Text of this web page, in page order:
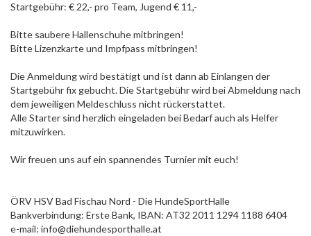
Startgebühr: € 22,- pro Team, Jugend € 11,-
Bitte saubere Hallenschuhe mitbringen!
Bitte Lizenzkarte und Impfpass mitbringen!
Die Anmeldung wird bestätigt und ist dann ab Einlangen der
Startgebühr fix gebucht. Die Startgebühr wird bei Abmeldung nach
dem jeweiligen Meldeschluss nicht rückerstattet.
Alle Starter sind herzlich eingeladen bei Bedarf auch als Helfer
mitzuwirken.
Wir freuen uns auf ein spannendes Turnier mit euch!
ÖRV HSV Bad Fischau Nord - Die HundeSportHalle
Bankverbindung: Erste Bank, IBAN: AT32 2011 1294 1188 6404
e-mail: info@diehundesporthalle.at